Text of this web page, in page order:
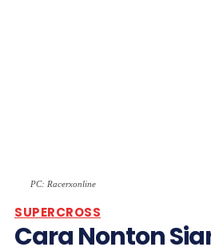
PC: Racerxonline
SUPERCROSS
Cara Nonton